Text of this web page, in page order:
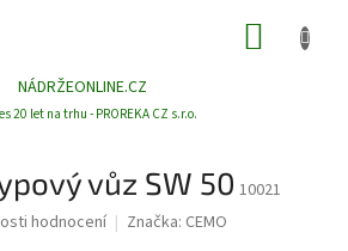
NÁDRŽEONLINE.CZ
20 let na trhu - PROREKA CZ s.r.o.
vůz SW 50 10021
hodnocení Značka: CEMO